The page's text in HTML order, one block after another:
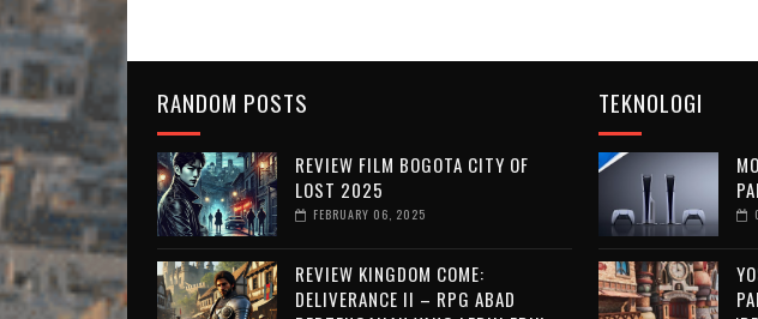
RANDOM POSTS
REVIEW FILM BOGOTA CITY OF
LOST 2025
FEBRUARY 06, 2025
REVIEW KINGDOM COME:
DELIVERANCE II – RPG ABAD
TEKNOLOGI